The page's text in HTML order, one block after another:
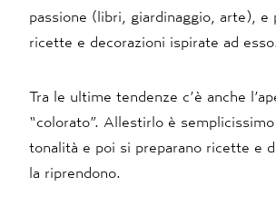
passione (libri, giardinaggio, arte), e
ricette e decorazioni ispirate ad esso.
Tra le ultime tendenze c’è anche
“colorato”. Allestirlo è
tonalità e poi si preparano ricette e
la riprendono.